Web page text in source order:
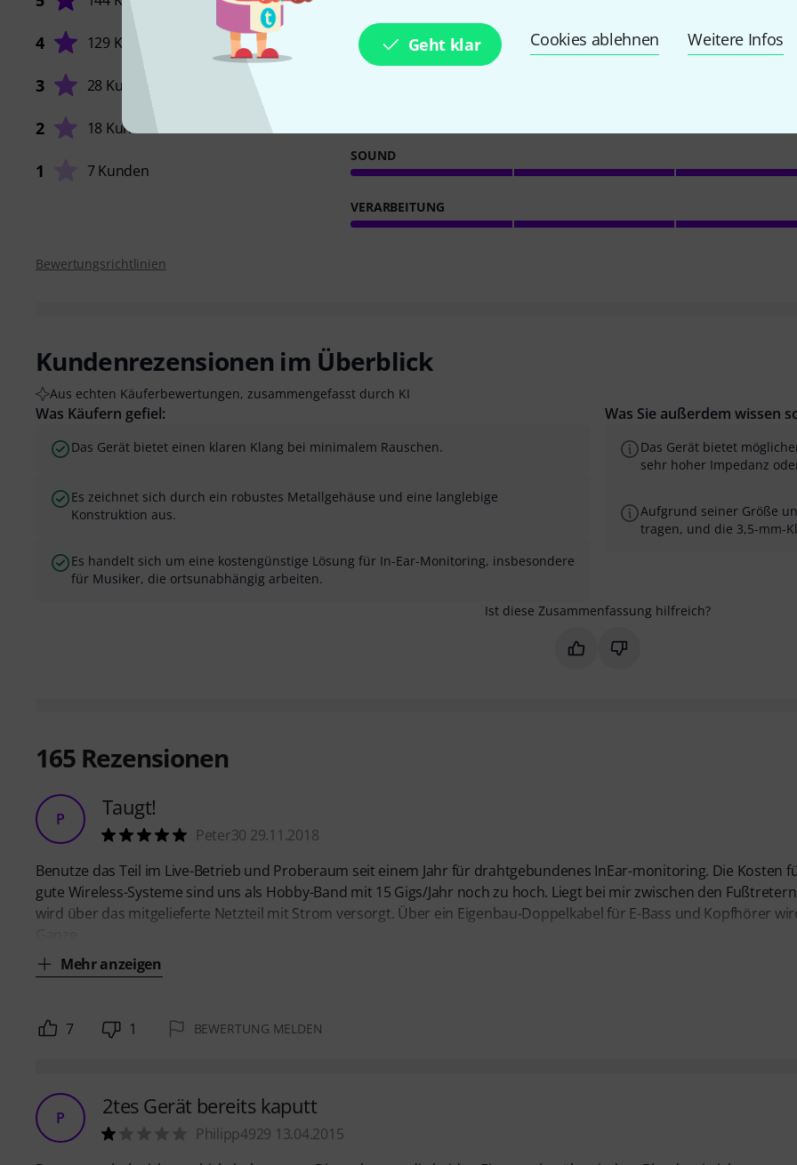
Geht klar Cookies ablehnen Weitere Infos
4 129 Kunden
3 28 Kunden
2 18 Kunden
1 7 Kunden
FEATURES
SOUND
VERARBEITUNG
Bewertungsrichtlinien
Kundenrezensionen im Überblick
Aus echten Käuferbewertungen, zusammengefasst durch KI
Was Käufern gefiel:
Das Gerät bietet einen klaren Klang bei minimalem Rauschen.
Es zeichnet sich durch ein robustes Metallgehäuse und eine langlebige
Konstruktion aus.
Es handelt sich um eine kostengünstige Lösung für In-Ear-Monitoring, insbesondere
für Musiker, die ortsunabhängig arbeiten.
Was Sie außerdem wissen
Das Gerät bietet
sehr hoher Impedanz
Aufgrund seiner Größe
tragen, und die 3,5-mm-
Ist diese Zusammenfassung hilfreich?
Markieren Sie diese
Markieren Sie diese
165 Rezensionen
P Taugt!
Peter30 29.11.2018
Benutze das Teil im Live-Betrieb und Proberaum seit einem Jahr für drahtgebundenes InEar-monitoring. Die Kosten
gute Wireless-Systeme sind uns als Hobby-Band mit 15 Gigs/Jahr noch zu hoch. Liegt bei mir zwischen den
wird über das mitgelieferte Netzteil mit Strom versorgt. Über ein Eigenbau-Doppelkabel für E-Bass und Kopfhörer
Mehr anzeigen
7 1 BEWERTUNG MELDEN
P 2tes Gerät bereits kaputt
Philipp4929 13.04.2015